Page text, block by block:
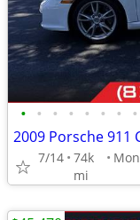
• • • • • • • •
7/14 74k
mi